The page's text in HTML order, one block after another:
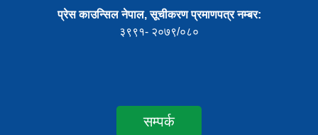
प्रेस काउन्सिल नेपाल, सूचीकरण प्रमाणपत्र नम्बर:
३९९१- २०७९/०८०
सम्पर्क